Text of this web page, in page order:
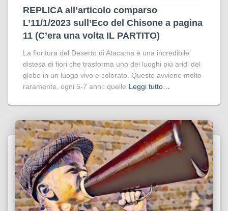
REPLICA all’articolo comparso
L’11/1/2023 sull’Eco del Chisone a pagina
11 (C’era una volta IL PARTITO)
La fioritura del Deserto di Atacama è una incredibile
distesa di fiori che trasforma uno dei luoghi più aridi del
globo in un luogo vivo e colorato. Questo avviene molto
raramente, ogni 5-7 anni: quelle Leggi tutto…